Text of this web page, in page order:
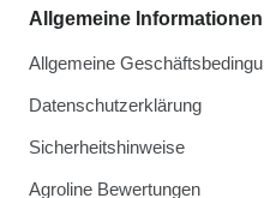
Allgemeine Informationen
Allgemeine
Datenschutzerklärung
Sicherheitshinweise
Agroline Bewertungen